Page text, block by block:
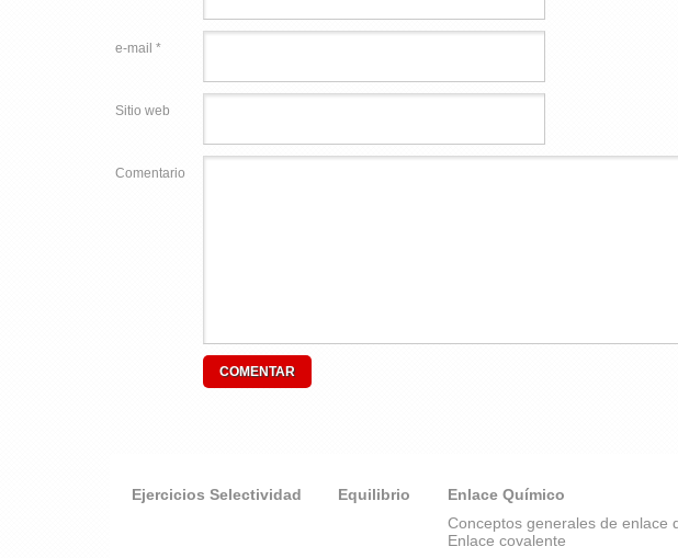
e-mail *
Sitio web
Comentario
Ejercicios Selectividad Equilibrio
Enlace Químico
Conceptos generales de enlace
Enlace covalente